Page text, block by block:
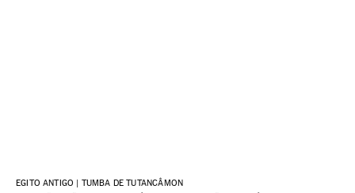
EGITO ANTIGO | TUMBA DE TUTANCÂMON